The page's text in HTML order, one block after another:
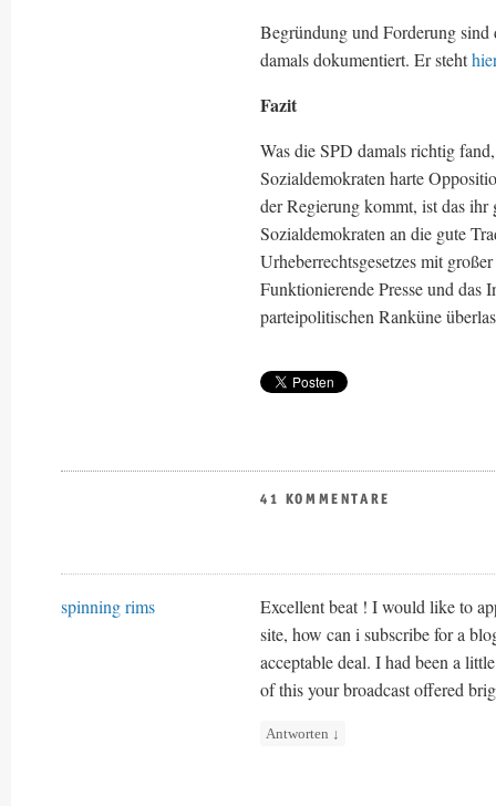
Begründung und Forderung sind
damals dokumentiert. Er stehthier
Fazit
Was die SPD damals richtig
Sozialdemokraten harte
der Regierung kommt, ist das
Sozialdemokraten an die gute
Urheberrechtsgesetzes mit
Funktionierende Presse und das
parteipolitischen Ranküne
41 KOMMENTARE
spinning rims
Excellent beat ! I would like to
site, how can i subscribe for a
acceptable deal. I had been a
of this your broadcast offered
Antworten ↓